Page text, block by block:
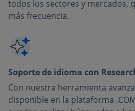
todos los sectores y mercados,
más frecuencia.
Soporte de idioma con
Con nuestra herramienta
disponible en la plataforma